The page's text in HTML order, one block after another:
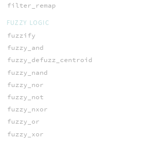
filter_remap
FUZZY LOGIC
fuzzify
fuzzy_and
fuzzy_defuzz_centroid
fuzzy_nand
fuzzy_nor
fuzzy_not
fuzzy_nxor
fuzzy_or
fuzzy_xor